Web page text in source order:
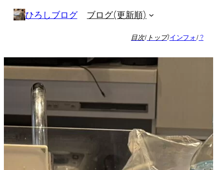
キ
ッ
プ
ひろしブログ ブログ(更新順)
目次/ トップ/インフォ/?